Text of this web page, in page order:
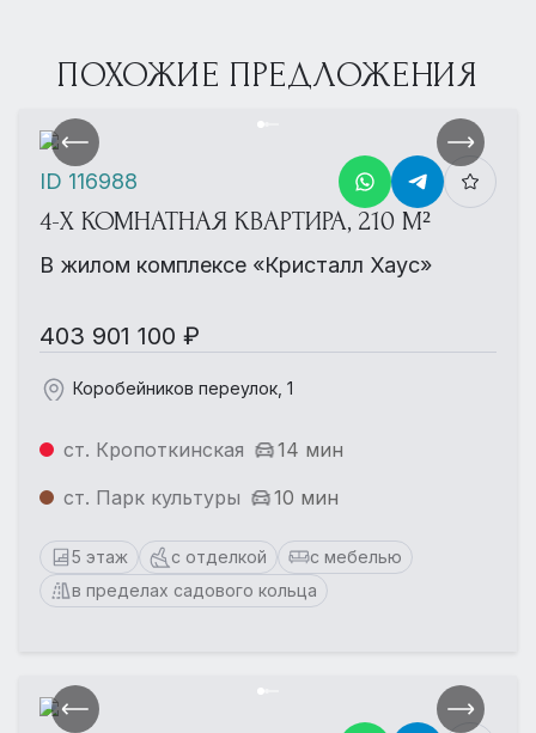
ПОХОЖИЕ ПРЕДЛОЖЕНИЯ
4-Х КОМНАТНАЯ КВАРТИРА, 210 М²
В жилом комплексе «Кристалл Хаус»
403 901 100 ₽
Коробейников переулок, 1
ст. Кропоткинская
14 мин
ст. Парк культуры
10 мин
5 этаж с отделкой
с мебелью
в пределах садового кольца
ID 116988